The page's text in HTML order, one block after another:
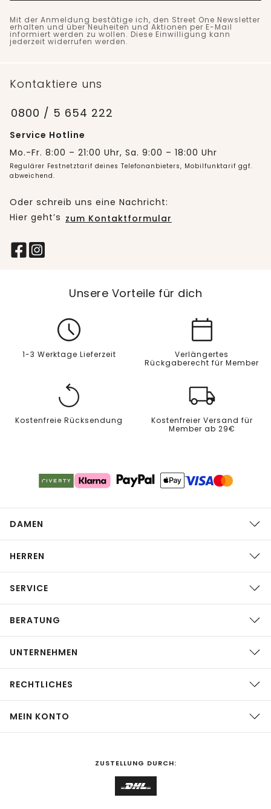
Mit der Anmeldung bestätige ich, den Street One Newsletter
erhalten und über Neuheiten und Aktionen per E-Mail
informiert werden zu wollen. Diese Einwilligung kann
jederzeit widerrufen werden.
Kontaktiere uns
0800 / 5 654 222
Service Hotline
Mo.-Fr. 8:00 – 21:00 Uhr, Sa. 9:00 – 18:00 Uhr
Regulärer Festnetztarif deines Telefonanbieters, Mobilfunktarif ggf.
abweichend.
Oder schreib uns eine Nachricht:
Hier geht’s zum Kontaktformular
Unsere Vorteile für dich
1-3 Werktage Lieferzeit
Verlängertes
Rückgaberecht für Member
Kostenfreie Rücksendung
Kostenfreier Versand für
Member ab 29€
DAMEN
HERREN
SERVICE
BERATUNG
UNTERNEHMEN
RECHTLICHES
MEIN KONTO
ZUSTELLUNG DURCH: